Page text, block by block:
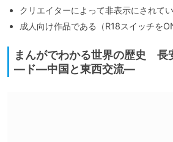
クリエイターによって非表示にされて
成人向け作品である（R18スイッチを
まんがでわかる世界の歴史 長
―ド―中国と東西交流―